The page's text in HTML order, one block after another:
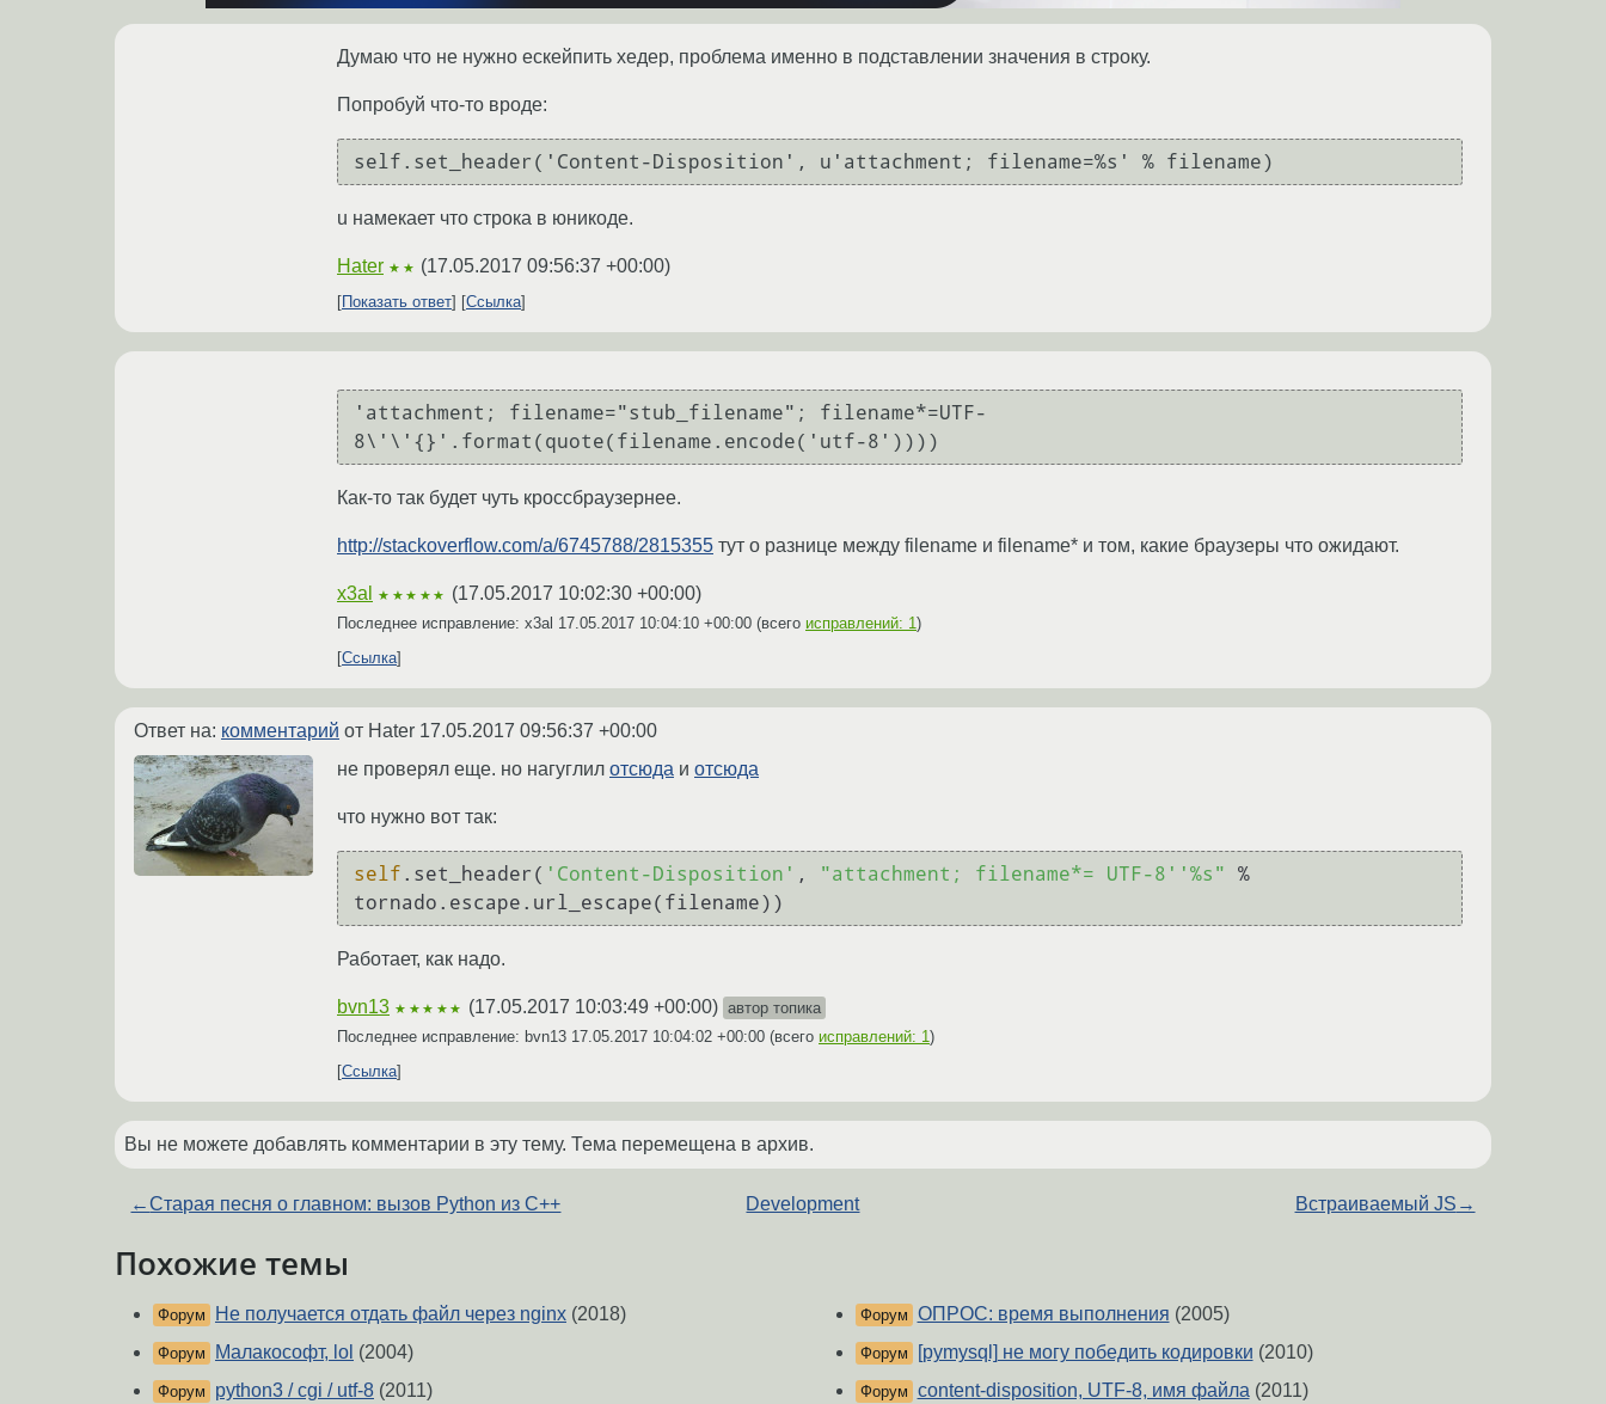
Думаю что не нужно ескейпить хедер, проблема именно в подставлении значения в строку.
Попробуй что-то вроде:
u намекает что строка в юникоде.
Hater ★★ (17.05.2017 09:56:37 +00:00)
Показать ответ Ссылка
'attachment; filename="stub_filename"; filename*=UTF-
8\'\'{}'.format(quote(filename.encode('utf-8'))))
Как-то так будет чуть кроссбраузернее.
http://stackoverflow.com/a/6745788/2815355 тут о разнице между filename и filename* и том, какие браузеры что ожидают.
x3al ★★★★★ (17.05.2017 10:02:30 +00:00)
Последнее исправление: x3al 17.05.2017 10:04:10 +00:00 (всего исправлений: 1)
Ссылка
Ответ на: комментарий от Hater 17.05.2017 09:56:37 +00:00
не проверял еще. но нагуглил отсюда и отсюда
что нужно вот так:
self .set_header( 'Content-Disposition' , "attachment; filename*= UTF-8''%s"
%
Работает, как надо.
bvn13 ★★★★★ (17.05.2017 10:03:49 +00:00) автор топика
Последнее исправление: bvn13 17.05.2017 10:04:02 +00:00 (всего исправлений: 1)
Ссылка
Вы не можете добавлять комментарии в эту тему. Тема перемещена в архив.
←Старая песня о главном: вызов Python из C++ Development Встраиваемый JS →
Похожие темы
Форум Не получается отдать файл через nginx (2018)
Форум Малакософт, lol (2004)
Форум python3 / cgi / utf-8 (2011)
Форум ОПРОС: время выполнения (2005)
Форум [pymysql] не могу победить кодировки (2010)
Форум content-disposition, UTF-8, имя файла (2011)